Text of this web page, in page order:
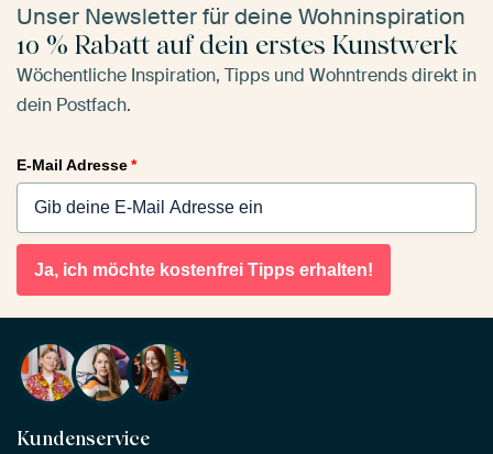
Unser Newsletter für deine Wohninspiration
10 % Rabatt auf dein erstes Kunstwerk
Wöchentliche Inspiration, Tipps und Wohntrends direkt in
dein Postfach.
E-Mail Adresse*
Ja, ich möchte kostenfrei Tipps erhalten!
Kundenservice